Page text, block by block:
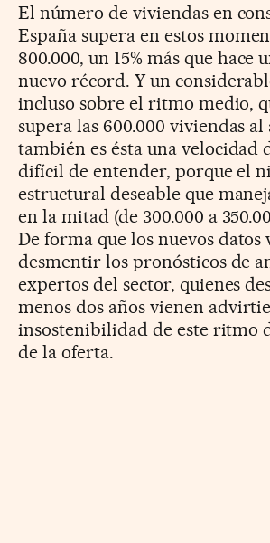
El número de viviendas en
España supera en estos
800.000, un 15% más que hace
nuevo récord. Y un
incluso sobre el ritmo medio,
supera las 600.000 viviendas al
también es ésta una velocidad
difícil de entender, porque el
estructural deseable que
en la mitad (de 300.000 a
De forma que los nuevos datos
desmentir los pronósticos de
expertos del sector, quienes
menos dos años vienen
insostenibilidad de este ritmo
de la oferta.